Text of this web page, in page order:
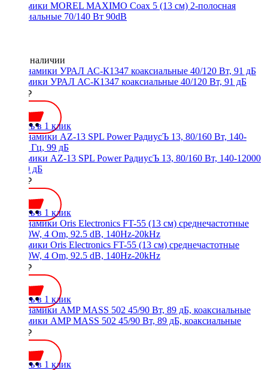
Динамики MOREL MAXIMO Coax 5 (13 см) 2-полосная
коаксиальные 70/140 Вт 90dB
Нет в наличии
Динамики УРАЛ АС-К1347 коаксиальные 40/120 Вт, 91 дБ
2590 ₽
Купить в 1 клик
Динамики AZ-13 SPL Power РадиусЪ 13, 80/160 Вт, 140-12000
Гц, 99 дБ
3000 ₽
Купить в 1 клик
Динамики Oris Electronics FT-55 (13 см) среднечастотные
90/180W, 4 Om, 92.5 dB, 140Hz-20kHz
3300 ₽
Купить в 1 клик
Динамики AMP MASS 502 45/90 Вт, 89 дБ, коаксиальные
1950 ₽
Купить в 1 клик